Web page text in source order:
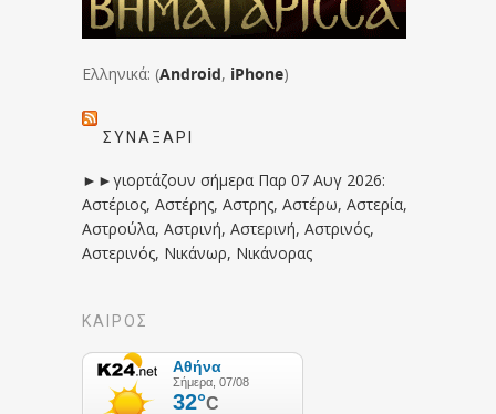
Ελληνικά: (Android, iPhone)
ΣΥΝΑΞΆΡΙ
►►γιορτάζουν σήμερα Παρ 07 Αυγ 2026:
Αστέριος, Αστέρης, Αστρης, Αστέρω, Αστερία,
Αστρούλα, Αστρινή, Αστερινή, Αστρινός,
Αστερινός, Νικάνωρ, Νικάνορας
ΚΑΙΡΟΣ